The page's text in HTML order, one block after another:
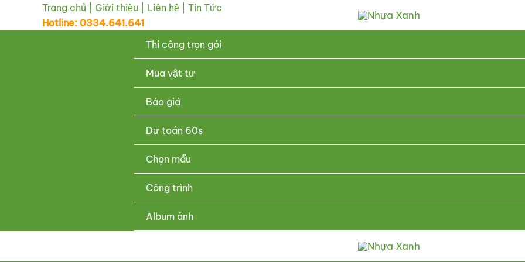
Trang chủ Giới thiệu Liên hệ
Tin Tức
Hotline: 0334.641.641
Thi công trọn gói
Mua vật tư
Báo giá
Dự toán 60s
Chọn mẫu
Công trình
Album ảnh